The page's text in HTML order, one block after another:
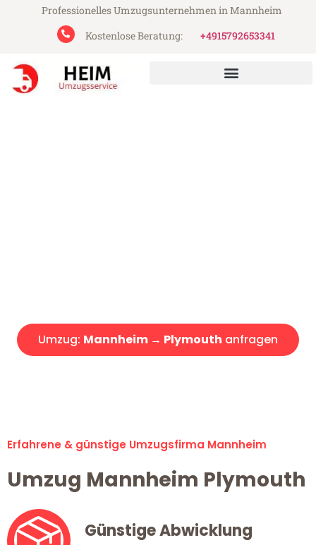
Professionelles Umzugsunternehmen in Mannheim
Kostenlose Beratung:
+4915792653341
Umzug: Mannheim → Plymouth anfragen
Erfahrene & günstige Umzugsfirma Mannheim
Umzug Mannheim Plymouth
Günstige Abwicklung